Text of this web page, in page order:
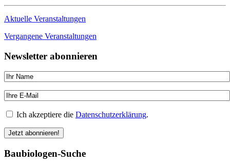
Aktuelle Veranstaltungen
Vergangene Veranstaltungen
Newsletter abonnieren
Ich akzeptiere die Datenschutzerklärung.
Baubiologen-Suche